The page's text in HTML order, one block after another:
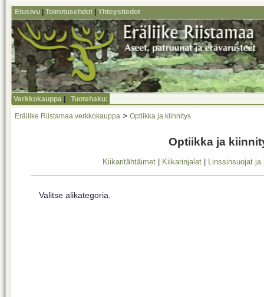
Etusivu Toimitusehdot Yhteystiedot
Verkkokauppa Tuotehaku:
Eräliike Riistamaa verkkokauppa > Optiikka ja kiinnitys
Optiikka ja
Kiikaritähtäimet| Kiikarinjalat| Linssinsuojat
Valitse alikategoria.